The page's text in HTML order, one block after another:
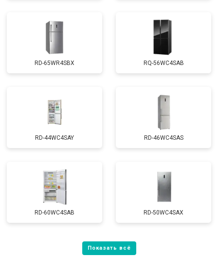
RD-65WR4SBX RQ-56WC4SAB
RD-44WC4SAY RD-46WC4SAS
RD-60WC4SAB RD-50WC4SAX